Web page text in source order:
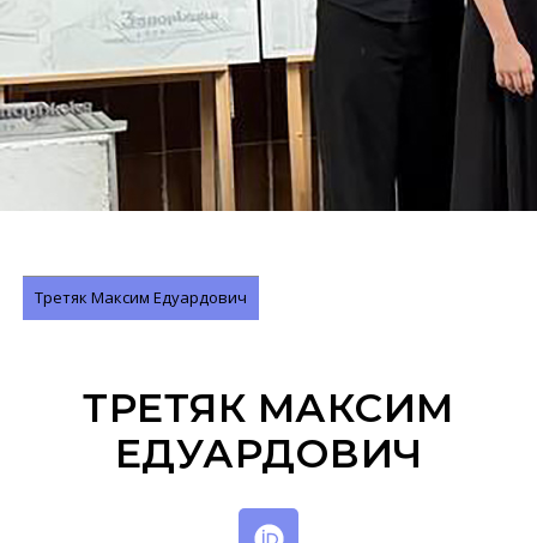
Третяк Максим Едуардович
ТРЕТЯК МАКСИМ
ЕДУАРДОВИЧ